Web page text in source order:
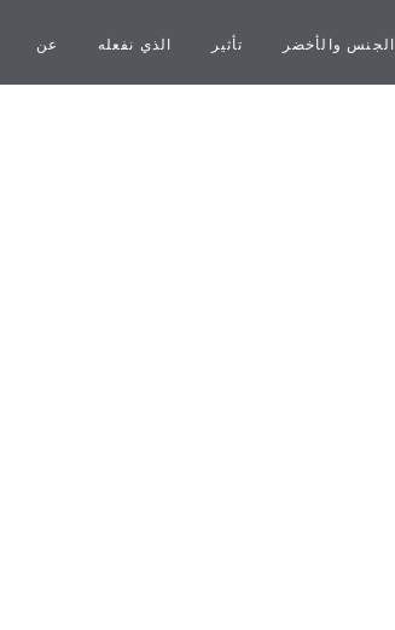
عن الذي نفعله تأثير الجنس والأخضر